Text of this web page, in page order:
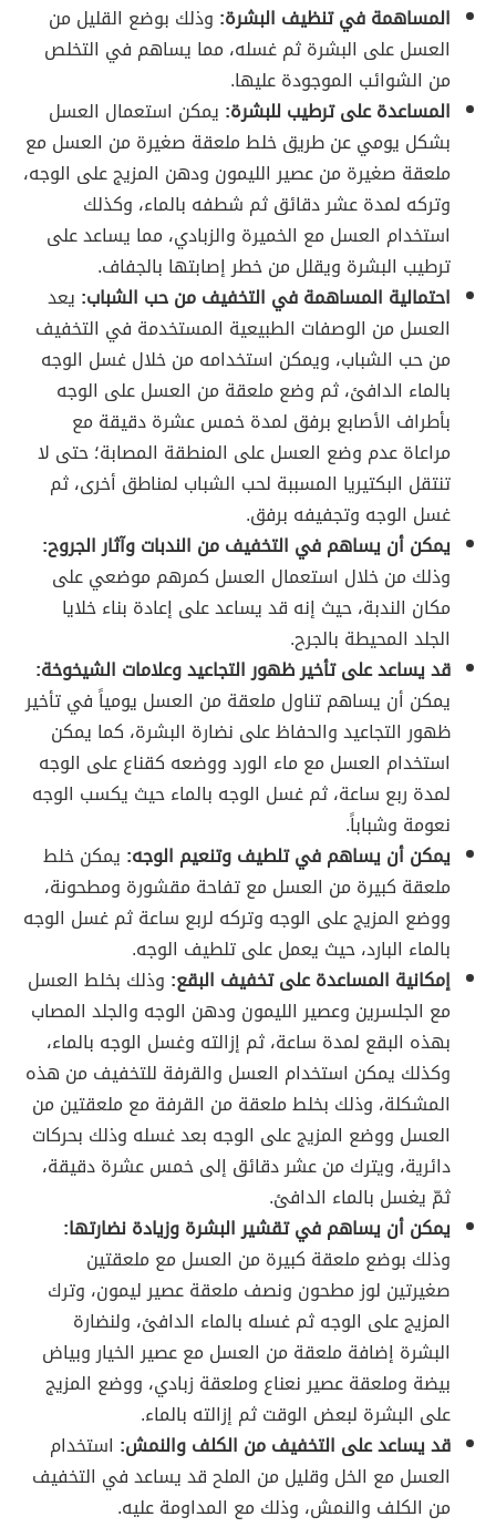
المساهمة في تنظيف البشرة: وذلك بوضع القليل من
العسل على البشرة ثم غسله، مما يساهم في التخلص
من الشوائب الموجودة عليها.
المساعدة على ترطيب للبشرة: يمكن استعمال العسل
بشكل يومي عن طريق خلط ملعقة صغيرة من العسل مع
ملعقة صغيرة من عصير الليمون ودهن المزيج على الوجه،
وتركه لمدة عشر دقائق ثم شطفه بالماء، وكذلك
استخدام العسل مع الخميرة والزبادي، مما يساعد على
ترطيب البشرة ويقلل من خطر إصابتها بالجفاف.
احتمالية المساهمة في التخفيف من حب الشباب: يعد
العسل من الوصفات الطبيعية المستخدمة في التخفيف
من حب الشباب، ويمكن استخدامه من خلال غسل الوجه
بالماء الدافئ، ثم وضع ملعقة من العسل على الوجه
بأطراف الأصابع برفق لمدة خمس عشرة دقيقة مع
مراعاة عدم وضع العسل على المنطقة المصابة؛ حتى لا
تنتقل البكتيريا المسببة لحب الشباب لمناطق أخرى، ثم
غسل الوجه وتجفيفه برفق.
يمكن أن يساهم في التخفيف من الندبات وآثار الجروح:
وذلك من خلال استعمال العسل كمرهم موضعي على
مكان الندبة، حيث إنه قد يساعد على إعادة بناء خلايا
الجلد المحيطة بالجرح.
قد يساعد على تأخير ظهور التجاعيد وعلامات الشيخوخة:
يمكن أن يساهم تناول ملعقة من العسل يومياً في تأخير
ظهور التجاعيد والحفاظ على نضارة البشرة، كما يمكن
استخدام العسل مع ماء الورد ووضعه كقناع على الوجه
لمدة ربع ساعة، ثم غسل الوجه بالماء حيث يكسب الوجه
نعومة وشباباً.
يمكن أن يساهم في تلطيف وتنعيم الوجه: يمكن خلط
ملعقة كبيرة من العسل مع تفاحة مقشورة ومطحونة،
ووضع المزيج على الوجه وتركه لربع ساعة ثم غسل الوجه
بالماء البارد، حيث يعمل على تلطيف الوجه.
إمكانية المساعدة على تخفيف البقع: وذلك بخلط العسل
مع الجلسرين وعصير الليمون ودهن الوجه والجلد المصاب
بهذه البقع لمدة ساعة، ثم إزالته وغسل الوجه بالماء،
وكذلك يمكن استخدام العسل والقرفة للتخفيف من هذه
المشكلة، وذلك بخلط ملعقة من القرفة مع ملعقتين من
العسل ووضع المزيج على الوجه بعد غسله وذلك بحركات
دائرية، ويترك من عشر دقائق إلى خمس عشرة دقيقة،
ثمّ يغسل بالماء الدافئ.
يمكن أن يساهم في تقشير البشرة وزيادة نضارتها:
وذلك بوضع ملعقة كبيرة من العسل مع ملعقتين
صغيرتين لوز مطحون ونصف ملعقة عصير ليمون، وترك
المزيج على الوجه ثم غسله بالماء الدافئ، ولنضارة
البشرة إضافة ملعقة من العسل مع عصير الخيار وبياض
بيضة وملعقة عصير نعناع وملعقة زبادي، ووضع المزيج
على البشرة لبعض الوقت ثم إزالته بالماء.
قد يساعد على التخفيف من الكلف والنمش: استخدام
العسل مع الخل وقليل من الملح قد يساعد في التخفيف
من الكلف والنمش، وذلك مع المداومة عليه.